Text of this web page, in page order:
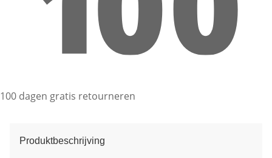
100 dagen gratis retourneren
Produktbeschrijving